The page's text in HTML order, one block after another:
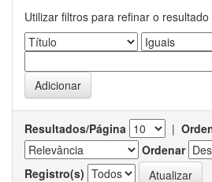
Utilizar filtros para refinar o
Resultados/Página |
Ordenar
Registro(s)